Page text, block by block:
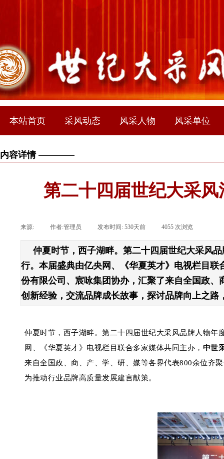
本站首页 采风动态 风采人物 风采单位
内容详情 ————
第二十四届世纪大采
来源: 作者:管理员 发布时间: 530天前 4055 次浏览
仲夏时节，西子湖畔。第二十四届世纪大采风
行。本届盛典由亿央网、《华夏英才》电视栏目
份有限公司、宸咏集团协办，汇聚了来自全国政
创新经验，交流品牌成长故事，探讨品牌向上之
仲夏时节，西子湖畔。第二十四届世纪大采风品牌人物
网、《华夏英才》电视栏目联合多家媒体共同主办， 中世
来自全国政、商、产、学、研、媒等各界代表800余位齐
为推动行业品牌高质量发展建言献策。